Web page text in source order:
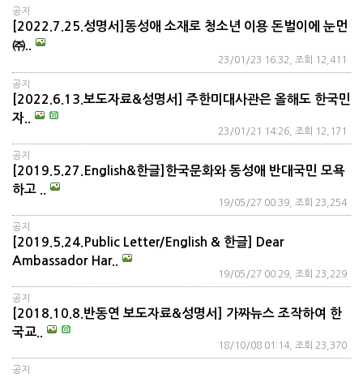
공지
[2022.7.25.성명서]동성애 소재로 청소년 이용 돈벌이에 눈먼
㈜..
23/01/23 16:32, 조회 12,411
공지
[2022.6.13.보도자료&성명서] 주한미대사관은 올해도 한국민
자..
23/01/21 14:26, 조회 12,171
공지
[2019.5.27.English&한글]한국문화와 동성애 반대국민 모욕
하고 ..
19/05/27 00:39, 조회 23,254
공지
[2019.5.24.Public Letter/English & 한글] Dear
Ambassador Har..
19/05/27 00:29, 조회 23,229
공지
[2018.10.8.반동연 보도자료&성명서] 가짜뉴스 조작하여 한
국교..
18/10/08 01:14, 조회 23,370
공지